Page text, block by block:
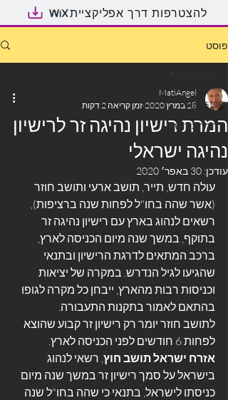
להצטרפות דרך אפליקציית
פוסט
All Posts
המרת רישיון
המרת רישיון נהיגה זר לרישיון
נהיגה ישראלי
MatiAngel
28 במרץ 2020
זמן קריאה 2 דקות
עודכן: 30 באפר׳ 2020
עולה חדש, תייר, תושב ארעי ותושב חוזר
(אשר שהה בחו"ל לפחות שנה ברציפות),
רשאים לנהוג בארץ עם רישיון נהיגה זר
בתוקף, במשך שנה מיום הכניסה לארץ,
ברכב המתאים לדרגת הרישיון ובתנאי
שהגיעו לגיל הנדרש. במקרה של יציאות
וכניסות רבות מהארץ, ייבחן כל מקרה לגופו
בהתאם לאמור בתקנות התעבורה.
לתושב חוזר יומר רק רישיון זר קבוע שהוצא
לפחות 6 חודשים לפני הכניסה לארץ.
אזרח ישראל תושב חוץ, רשאי לנהוג
בישראל על סמך רישיון זר במשך שנה מיום
כניסתו לישראל, בתנאי כי שהה בחו"ל שנה